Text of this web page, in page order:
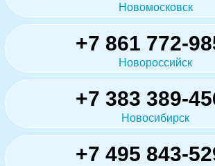
Новомосковск
+7 861 772-
Новороссийск
+7 383 389-
Новосибирск
+7 495 843-